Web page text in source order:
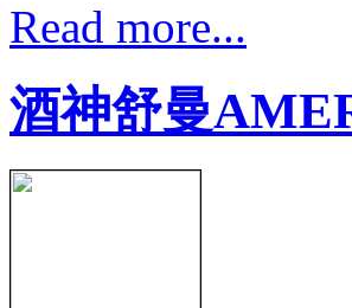
Read more...
酒神舒曼